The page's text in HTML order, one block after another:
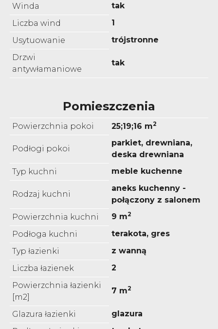
Winda
tak
Liczba wind
1
Usytuowanie
trójstronne
Drzwi
antywłamaniowe
tak
Pomieszczenia
Powierzchnia pokoi 25;19;16 m2
Podłogi pokoi
parkiet, drewniana,
deska drewniana
Typ kuchni
meble kuchenne
Rodzaj kuchni
aneks kuchenny -
połączony z salonem
Powierzchnia kuchni
9 m2
Podłoga kuchni
terakota, gres
Typ łazienki
z wanną
Liczba łazienek
2
Powierzchnia łazienki
[m2]
7 m2
Glazura łazienki
glazura